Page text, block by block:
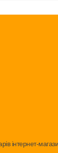
інтернет-